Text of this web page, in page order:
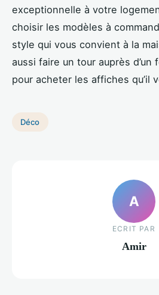
exceptionnelle à votre
choisir les modèles à
style qui vous convient à la
aussi faire un tour auprès d’un
pour acheter les affiches qu’il
Déco
A
ECRIT PAR
Amir